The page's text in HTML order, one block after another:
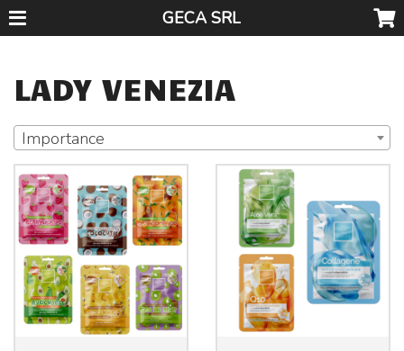
GECA SRL
LADY VENEZIA
Importance